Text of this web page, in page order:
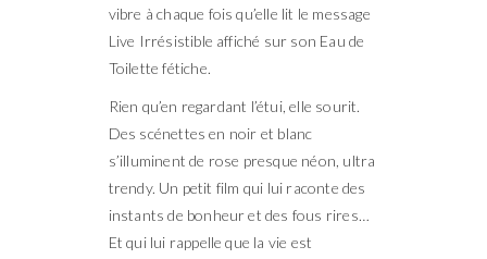
vibre à chaque fois qu’elle lit le message
Live Irrésistible affiché sur son Eau de
Toilette fétiche.
Rien qu’en regardant l’étui, elle sourit.
Des scénettes en noir et blanc
s’illuminent de rose presque néon, ultra
trendy. Un petit film qui lui raconte des
instants de bonheur et des fous rires…
Et qui lui rappelle que la vie est